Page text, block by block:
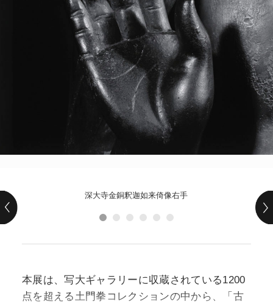
POLICY COMPANY
深大寺金銅釈迦如来倚像右手
本展は、写大ギャラリーに収蔵されている1200
点を超える土門拳コレクションの中から、「古